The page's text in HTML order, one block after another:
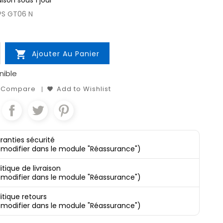
GT06 N
 Ajouter Au Panier
Add to Wishlist
sécurité
dans le module "Réassurance")
de livraison
dans le module "Réassurance")
retours
dans le module "Réassurance")